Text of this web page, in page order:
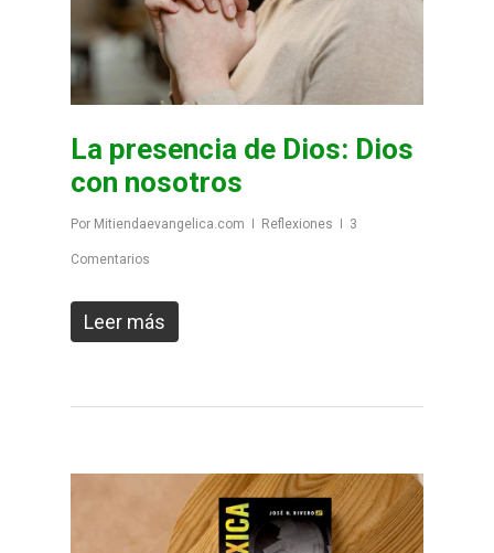
La presencia de Dios: Dios
con nosotros
Por Mitiendaevangelica.com Reflexiones 3
Comentarios
Leer más